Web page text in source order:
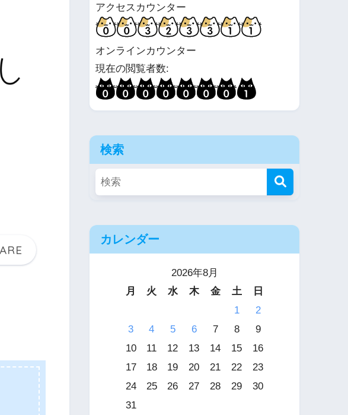
アクセスカウンター
オンラインカウンター
現在の閲覧者数:
検索
カレンダー
2026年8月
月
火 水 木 金 土
日
1
2
3
4 5 6 7 8
9
10
11 12 13 14 15
16
17
18 19 20 21 22
23
24
25 26 27 28 29
30
31